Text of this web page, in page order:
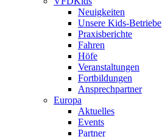
Neuigkeiten
Unsere Kids-Betriebe
Praxisberichte
Fahren
Höfe
Veranstaltungen
Fortbildungen
Ansprechpartner
Europa
Aktuelles
Events
Partner